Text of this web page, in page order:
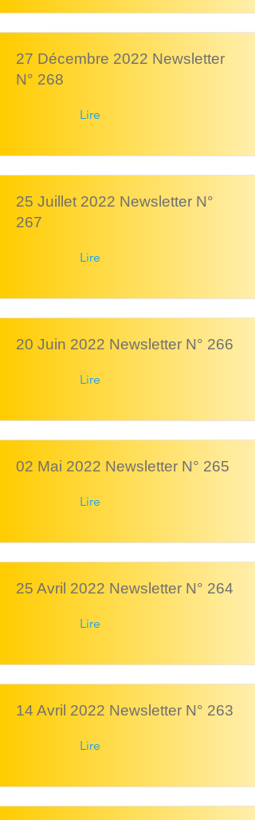
27 Décembre 2022 Newsletter
N° 268
Lire
25 Juillet 2022 Newsletter N°
267
Lire
20 Juin 2022 Newsletter N° 266
Lire
02 Mai 2022 Newsletter N° 265
Lire
25 Avril 2022 Newsletter N° 264
Lire
14 Avril 2022 Newsletter N° 263
Lire